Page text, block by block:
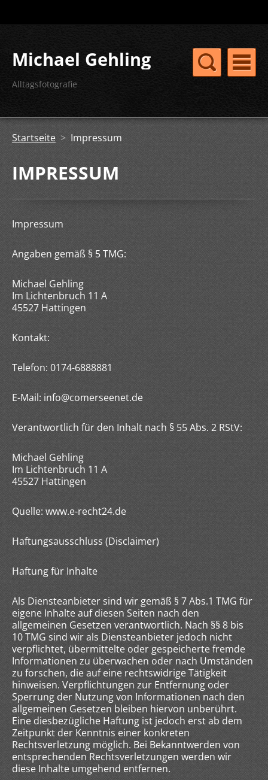
Michael Gehling
Alltagsfotografie
Startseite > Impressum
IMPRESSUM
Impressum
Angaben gemäß § 5 TMG:
Michael Gehling
Im Lichtenbruch 11 A
45527 Hattingen
Kontakt:
Telefon: 0174-6888881
E-Mail: info@comerseenet.de
Verantwortlich für den Inhalt nach § 55 Abs. 2 RStV:
Michael Gehling
Im Lichtenbruch 11 A
45527 Hattingen
Quelle: www.e-recht24.de
Haftungsausschluss (Disclaimer)
Haftung für Inhalte
Als Diensteanbieter sind wir gemäß § 7 Abs.1 TMG für
eigene Inhalte auf diesen Seiten nach den
allgemeinen Gesetzen verantwortlich. Nach §§ 8 bis
10 TMG sind wir als Diensteanbieter jedoch nicht
verpflichtet, übermittelte oder gespeicherte fremde
Informationen zu überwachen oder nach Umständen
zu forschen, die auf eine rechtswidrige Tätigkeit
hinweisen. Verpflichtungen zur Entfernung oder
Sperrung der Nutzung von Informationen nach den
allgemeinen Gesetzen bleiben hiervon unberührt.
Eine diesbezügliche Haftung ist jedoch erst ab dem
Zeitpunkt der Kenntnis einer konkreten
Rechtsverletzung möglich. Bei Bekanntwerden von
entsprechenden Rechtsverletzungen werden wir
diese Inhalte umgehend entfernen.